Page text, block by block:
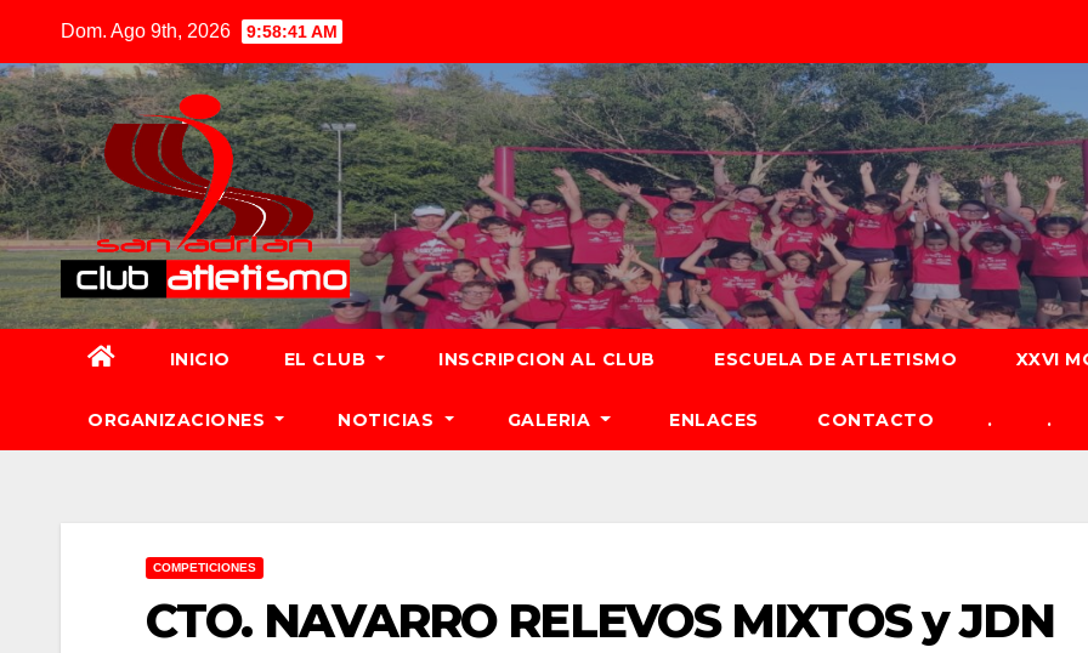
Dom. Ago 9th, 2026 9:58:42 AM
INICIO EL CLUB INSCRIPCION AL CLUB ESCUELA DE ATLETISMO XXVI
ORGANIZACIONES NOTICIAS GALERIA ENLACES CONTACTO . .
COMPETICIONES
CTO. NAVARRO RELEVOS MIXTOS y JDN